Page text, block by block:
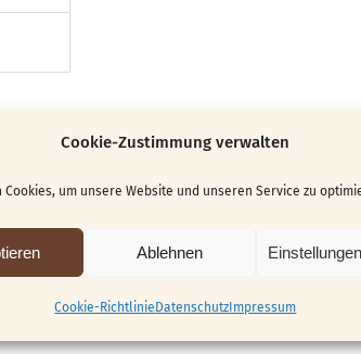
Cookie-Zustimmung verwalten
Cookies, um unsere Website und unseren Service zu
Ablehnen
Cookie-Richtlinie Datenschutz Impressum